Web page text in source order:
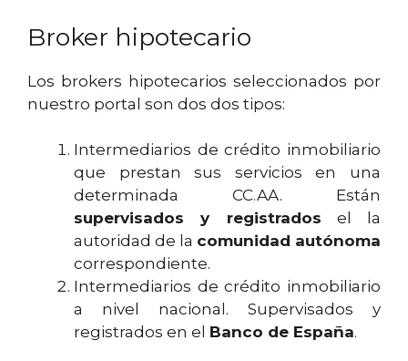
Broker hipotecario
Los brokers hipotecarios seleccionados por
nuestro portal son dos dos tipos:
Intermediarios de crédito inmobiliario
que prestan sus servicios en una
determinada CC.AA. Están
supervisados y registrados el la
autoridad de la comunidad autónoma
correspondiente.
Intermediarios de crédito inmobiliario
a nivel nacional. Supervisados y
registrados en el Banco de España.